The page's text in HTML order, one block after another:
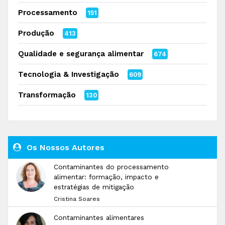
Processamento 151
Produção 413
Qualidade e segurança alimentar 674
Tecnologia & Investigação 609
Transformação 130
Os Nossos Autores
Contaminantes do processamento
alimentar: formação, impacto e
estratégias de mitigação
Cristina Soares
Contaminantes alimentares